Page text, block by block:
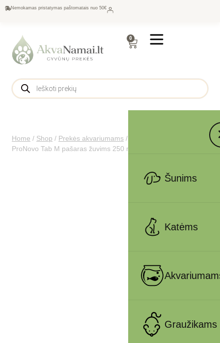
Nemokamas pristatymas paštomatais nuo 50€
0
Šunims
Katėms
Graužikams
Home / Shop / Prekės akvariumams /
ProNovo Tab M pašaras žuvims 250 ml